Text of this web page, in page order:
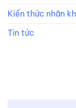
Kiến thức nhãn
Tin tức